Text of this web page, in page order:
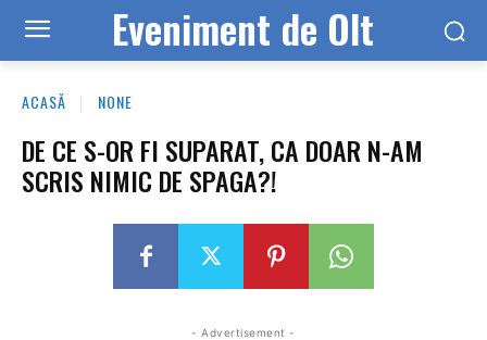
Eveniment de Olt
ACASĂ NONE
DE CE S-OR FI SUPARAT, CA DOAR N-AM
SCRIS NIMIC DE SPAGA?!
- Advertisement -